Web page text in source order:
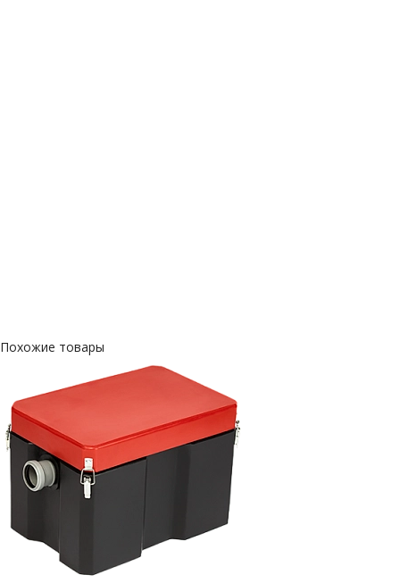
Похожие товары